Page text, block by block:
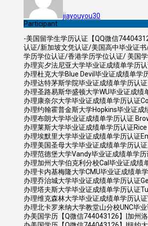
jiayouyou30
Participant
-美国留学生学历认证【QQ微信
认证/新加坡文凭认证/美国高中毕业证
学历学位认证/香港学历学位认证/ 美国
办理宾夕法尼亚大学毕业证成绩单学历
办理杜克大学Blue Devil毕业证成绩单学
办理达特茅斯学院毕业证成绩单学历认
办理圣路易斯华盛顿大学WU毕业证成
办理康奈尔大学毕业证成绩单学历认证
办理约翰霍普金斯大学Hopkins毕业证
办理布朗大学毕业证成绩单学历认证
办理莱斯大学毕业证成绩单学历认证
办理埃默里大学毕业证成绩单学历认证
办理美国圣母大学毕业证成绩单学历认
办理范德堡大学Vandy毕业证成绩单学
办理加州大学伯克利分校Cal毕业证成
办理卡内基梅隆大学CMU毕业证成绩单
办理乔治城大学毕业证成绩单学历认证
办理塔夫斯大学毕业证成绩单学历认证
办理维克森林大学毕业证成绩单学历认
办理北卡罗来纳大学教堂山分校UNC毕
办美国学历【Q微信744043126】|加州